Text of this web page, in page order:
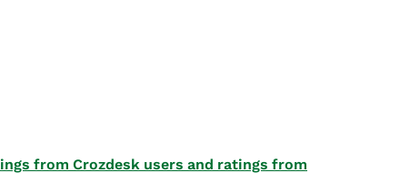
from Crozdesk users and ratings from